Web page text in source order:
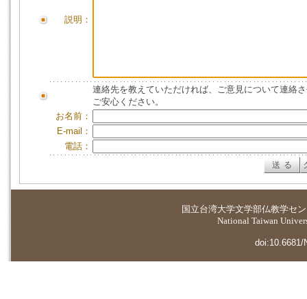
説明：
連絡先を教えていただければ、ご意見について連絡
ご安心ください。
お名前：
E-mail：
電話：
国立台湾大学文学部仏教学セ
National Taiwan
doi:10.6681/